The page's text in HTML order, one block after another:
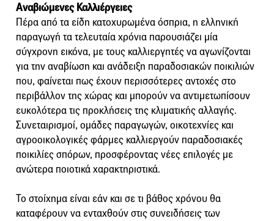
Αναβιώμενες Καλλιέργειες
Πέρα από τα είδη κατοχυρωμένα όσπρια, η ελληνική
παραγωγή τα τελευταία χρόνια παρουσιάζει μία
σύγχρονη εικόνα, με τους καλλιεργητές να αγωνίζονται
για την αναβίωση και ανάδειξη παραδοσιακών ποικιλιών
που, φαίνεται πως έχουν περισσότερες αντοχές στο
περιβάλλον της χώρας και μπορούν να αντιμετωπίσουν
ευκολότερα τις προκλήσεις της κλιματικής αλλαγής.
Συνεταιρισμοί, ομάδες παραγωγών, οικοτεχνίες και
αγροοικολογικές φάρμες καλλιεργούν παραδοσιακές
ποικιλίες σπόρων, προσφέροντας νέες επιλογές με
ανώτερα ποιοτικά χαρακτηριστικά.
Το στοίχημα είναι εάν και σε τι βάθος χρόνου θα
καταφέρουν να ενταχθούν στις συνειδήσεις των